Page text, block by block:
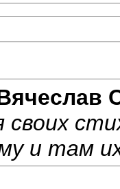
своих
и там